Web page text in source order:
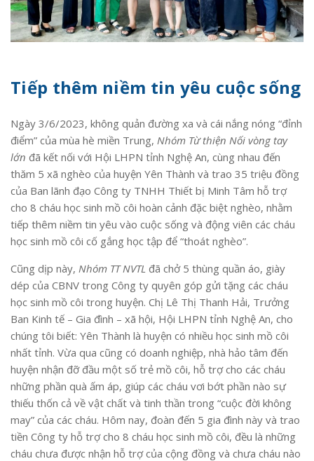
Tiếp thêm niềm tin yêu cuộc sống
Ngày 3/6/2023, không quản đường xa và cái nắng nóng “đỉnh
điểm” của mùa hè miền Trung, Nhóm Từ thiện Nối vòng tay
lớn đã kết nối với Hội LHPN tỉnh Nghệ An, cùng nhau đến
thăm 5 xã nghèo của huyện Yên Thành và trao 35 triệu đồng
của Ban lãnh đạo Công ty TNHH Thiết bị Minh Tâm hỗ trợ
cho 8 cháu học sinh mồ côi hoàn cảnh đặc biệt nghèo, nhằm
tiếp thêm niềm tin yêu vào cuộc sống và động viên các cháu
học sinh mồ côi cố gắng học tập để “thoát nghèo”.
Cũng dịp này, Nhóm TT NVTL đã chở 5 thùng quần áo, giày
dép của CBNV trong Công ty quyên góp gửi tặng các cháu
học sinh mồ côi trong huyện. Chị Lê Thị Thanh Hải, Trưởng
Ban Kinh tế – Gia đình – xã hội, Hội LHPN tỉnh Nghệ An, cho
chúng tôi biết: Yên Thành là huyện có nhiều học sinh mồ côi
nhất tỉnh. Vừa qua cũng có doanh nghiệp, nhà hảo tâm đến
huyện nhận đỡ đầu một số trẻ mồ côi, hỗ trợ cho các cháu
những phần quà ấm áp, giúp các cháu vơi bớt phần nào sự
thiếu thốn cả về vật chất và tinh thần trong “cuộc đời không
may” của các cháu. Hôm nay, đoàn đến 5 gia đình này và trao
tiền Công ty hỗ trợ cho 8 cháu học sinh mồ côi, đều là những
cháu chưa được nhận hỗ trợ của cộng đồng và chưa cháu nào